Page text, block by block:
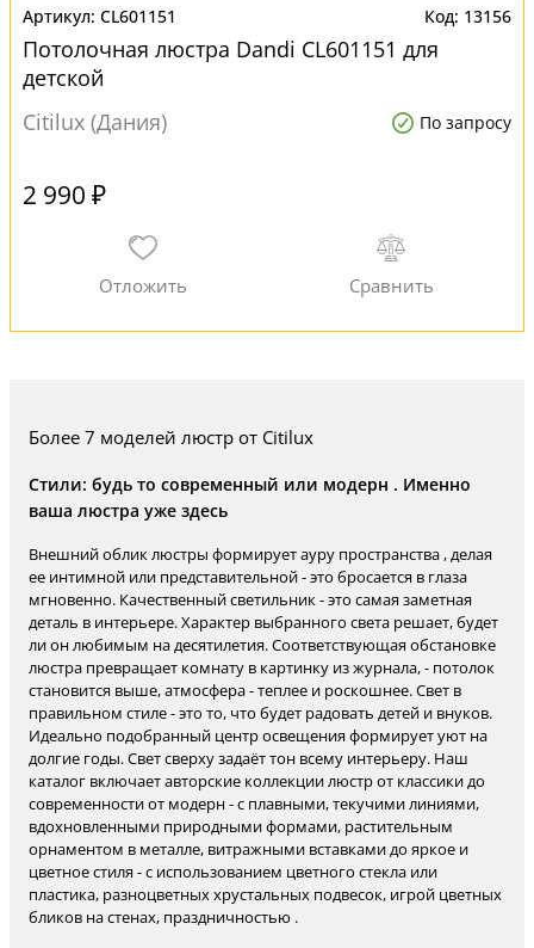
CL601151 13156
Потолочная люстра Dandi CL601151 для
детской
Citilux (Дания)
По запросу
2 990 ₽
Более 7 моделей люстр от Citilux
Стили: будь то современный или модерн . Именно
ваша люстра уже здесь
Внешний облик люстры формирует ауру пространства , делая
ее интимной или представительной - это бросается в глаза
мгновенно. Качественный светильник - это самая заметная
деталь в интерьере. Характер выбранного света решает, будет
ли он любимым на десятилетия. Соответствующая обстановке
люстра превращает комнату в картинку из журнала, - потолок
становится выше, атмосфера - теплее и роскошнее. Свет в
правильном стиле - это то, что будет радовать детей и внуков.
Идеально подобранный центр освещения формирует уют на
долгие годы. Свет сверху задаёт тон всему интерьеру. Наш
каталог включает авторские коллекции люстр от классики до
современности от модерн - с плавными, текучими линиями,
вдохновленными природными формами, растительным
орнаментом в металле, витражными вставками до яркое и
цветное стиля - с использованием цветного стекла или
пластика, разноцветных хрустальных подвесок, игрой цветных
бликов на стенах, праздничностью .